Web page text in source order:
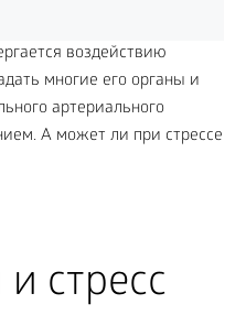
воздействию
многие его органы и
артериального
А может ли при стрессе
стресс